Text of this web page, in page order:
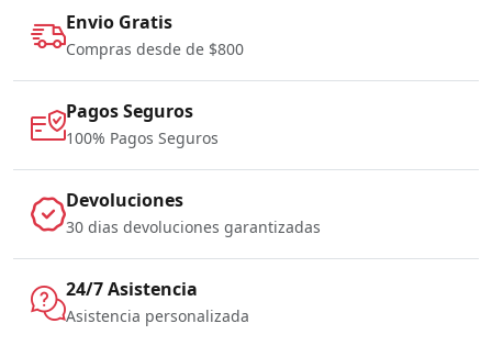
Envio Gratis
Compras desde de $800
Pagos Seguros
100% Pagos Seguros
Devoluciones
30 dias devoluciones garantizadas
24/7 Asistencia
Asistencia personalizada